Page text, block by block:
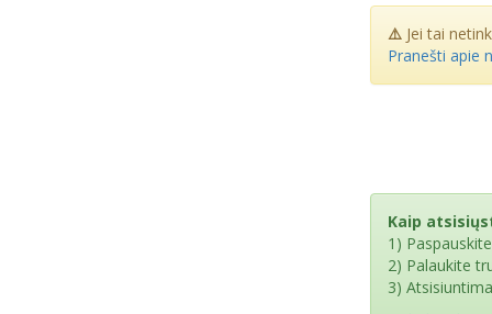
⚠️ Jei tai
Pranešti apie
Kaip
1)
2) Palaukite
3)